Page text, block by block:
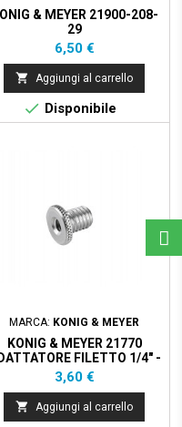
& MEYER 21900-208-
29
Prezzo
6,50 €
 Aggiungi al carrello
 Disponibile
MARCA: KONIG & MEYER
KONIG & MEYER 21770
FILETTO 1/4" -
3/8"
Prezzo
3,60 €
 Aggiungi al carrello